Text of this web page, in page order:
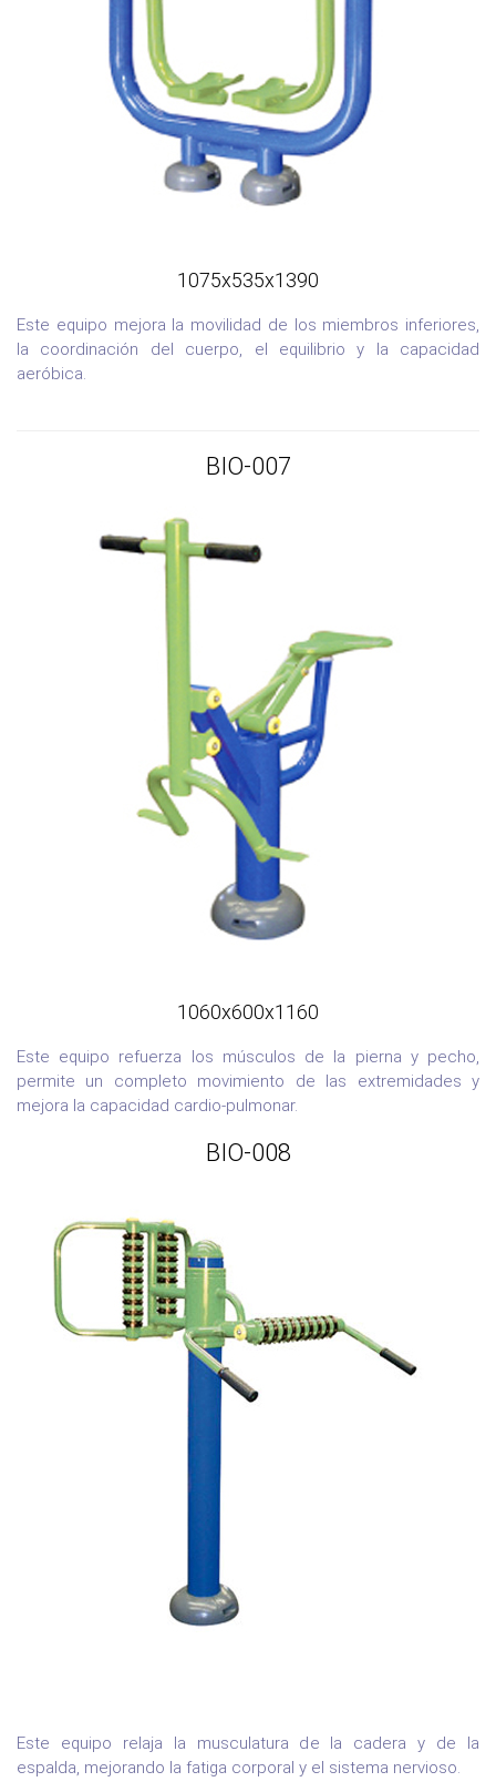
1075x535x1390
Este equipo mejora la movilidad de los miembros inferiores,
la coordinación del cuerpo, el equilibrio y la capacidad
aeróbica.
BIO-007
1060x600x1160
Este equipo refuerza los músculos de la pierna y pecho,
permite un completo movimiento de las extremidades y
mejora la capacidad cardio-pulmonar.
BIO-008
Este equipo relaja la musculatura de la cadera y de la
espalda, mejorando la fatiga corporal y el sistema nervioso.